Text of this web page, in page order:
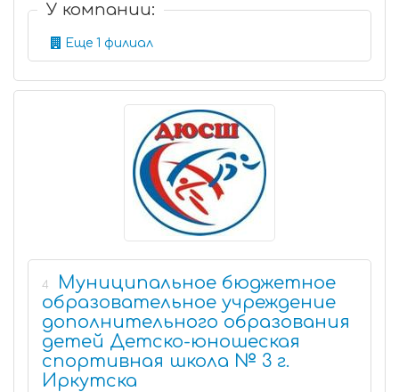
У компании:
Еще 1 филиал
4
Муниципальное бюджетное
образовательное учреждение
дополнительного образования
детей Детско-юношеская
спортивная школа № 3 г.
Иркутска